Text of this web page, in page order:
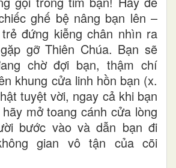
ghế bệ nâng bạn lên –
đứng kiễng chân nhìn ra
gỡ Thiên Chúa. Bạn sẽ
chờ đợi bạn, thậm chí
khung cửa linh hồn bạn (x.
tuyệt vời, ngay cả khi bạn
mở toang cánh cửa lòng
bước vào và dẫn bạn đi
gian vô tận của cõi